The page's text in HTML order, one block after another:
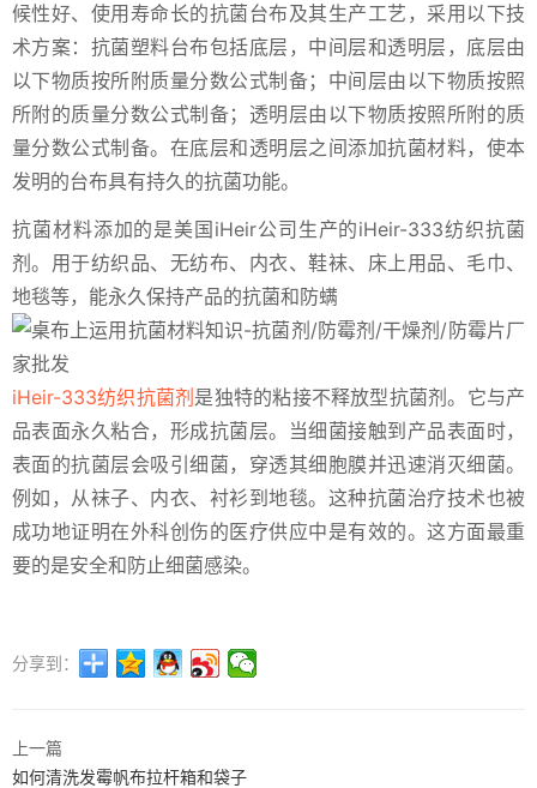
候性好、使用寿命长的抗菌台布及其生产工艺，采用以下技
术方案：抗菌塑料台布包括底层，中间层和透明层，底层由
以下物质按所附质量分数公式制备；中间层由以下物质按照
所附的质量分数公式制备；透明层由以下物质按照所附的质
量分数公式制备。在底层和透明层之间添加抗菌材料，使本
发明的台布具有持久的抗菌功能。
抗菌材料添加的是美国iHeir公司生产的iHeir-333纺织抗菌
剂。用于纺织品、无纺布、内衣、鞋袜、床上用品、毛巾、
地毯等，能永久保持产品的抗菌和防螨
iHeir-333纺织抗菌剂 是独特的粘接不释放型抗菌剂。它与产
品表面永久粘合，形成抗菌层。当细菌接触到产品表面时，
表面的抗菌层会吸引细菌，穿透其细胞膜并迅速消灭细菌。
例如，从袜子、内衣、衬衫到地毯。这种抗菌治疗技术也被
成功地证明在外科创伤的医疗供应中是有效的。这方面最重
要的是安全和防止细菌感染。
分享到：
上一篇
如何清洗发霉帆布拉杆箱和袋子